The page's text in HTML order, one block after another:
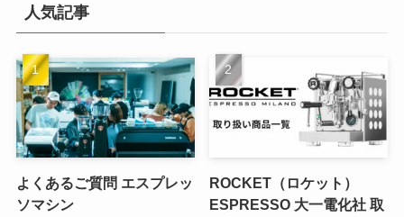
人気記事
よくあるご質問 エスプレッ
ソマシン
ROCKET（ロケット）
ESPRESSO 大一電化社 取